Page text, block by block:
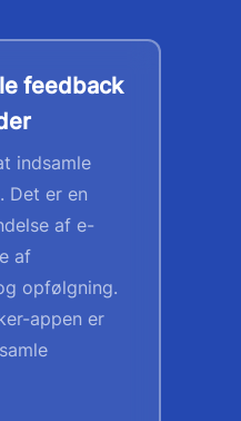
feedback
indsamle
Det er en
af e-
af
opfølgning.
appen er